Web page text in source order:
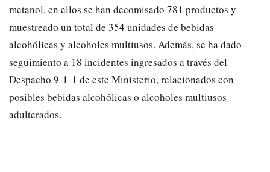
metanol, en ellos se han decomisado 781 productos y
muestreado un total de 354 unidades de bebidas
alcohólicas y alcoholes multiusos. Además, se ha dado
seguimiento a 18 incidentes ingresados a través del
Despacho 9-1-1 de este Ministerio, relacionados con
posibles bebidas alcohólicas o alcoholes multiusos
adulterados.